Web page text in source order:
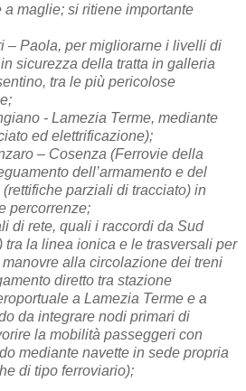
maglie; si ritiene importante
– Paola, per migliorarne i livelli di
sicurezza della tratta in galleria
tra le più pericolose
- Lamezia Terme, mediante
ed elettrificazione);
– Cosenza (Ferrovie della
dell’armamento e del
parziali di tracciato) in
percorrenze;
di rete, quali i raccordi da Sud
tra la linea ionica e le trasversali per
alla circolazione dei treni
diretto tra stazione
a Lamezia Terme e a
da integrare nodi primari di
la mobilità passeggeri con
mediante navette in sede propria
di tipo ferroviario);